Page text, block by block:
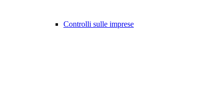
Controlli sulle imprese